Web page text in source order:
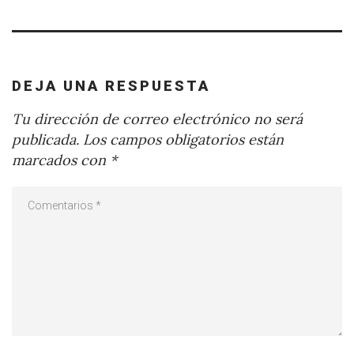
DEJA UNA RESPUESTA
Tu dirección de correo electrónico no será
publicada. Los campos obligatorios están
marcados con *